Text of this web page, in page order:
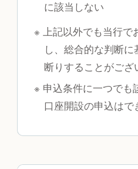
に該当しない
※ 上記以外でも当行で
し、総合的な判断
断りすることがござ
※ 申込条件に一つでも
口座開設の申込はで